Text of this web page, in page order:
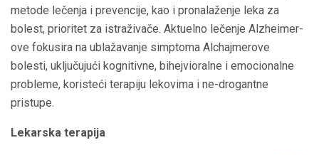
metode lečenja i prevencije, kao i pronalaženje leka za
bolest, prioritet za istraživače. Aktuelno lečenje Alzheimer-
ove fokusira na ublažavanje simptoma Alchajmerove
bolesti, uključujući kognitivne, bihejvioralne i emocionalne
probleme, koristeći terapiju lekovima i ne-drogantne
pristupe.
Lekarska terapija